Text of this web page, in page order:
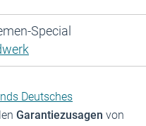
Special
Deutsches
Garantiezusagen von